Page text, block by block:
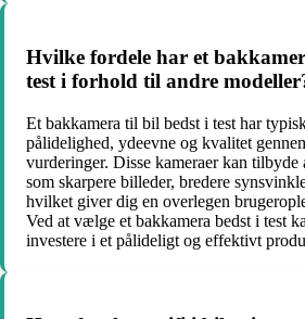
Hvilke fordele har et
test i forhold til andre
Et bakkamera til bil bedst i test har
pålidelighed, ydeevne og kvalitet
vurderinger. Disse kameraer kan tilbyde
som skarpere billeder, bredere
hvilket giver dig en overlegen
Ved at vælge et bakkamera bedst i test
investere i et pålideligt og effektivt